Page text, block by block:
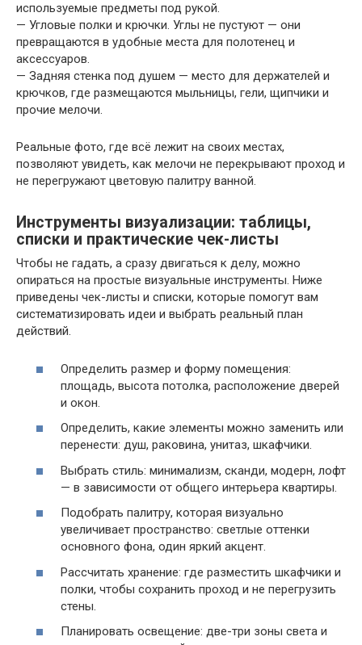
используемые предметы под рукой.
— Угловые полки и крючки. Углы не пустуют — они
превращаются в удобные места для полотенец и
аксессуаров.
— Задняя стенка под душем — место для держателей и
крючков, где размещаются мыльницы, гели, щипчики и
прочие мелочи.
Реальные фото, где всё лежит на своих местах,
позволяют увидеть, как мелочи не перекрывают проход и
не перегружают цветовую палитру ванной.
Инструменты визуализации: таблицы,
списки и практические чек-листы
Чтобы не гадать, а сразу двигаться к делу, можно
опираться на простые визуальные инструменты. Ниже
приведены чек-листы и списки, которые помогут вам
систематизировать идеи и выбрать реальный план
действий.
Определить размер и форму помещения:
площадь, высота потолка, расположение дверей
и окон.
Определить, какие элементы можно заменить или
перенести: душ, раковина, унитаз, шкафчики.
Выбрать стиль: минимализм, сканди, модерн, лофт
— в зависимости от общего интерьера квартиры.
Подобрать палитру, которая визуально
увеличивает пространство: светлые оттенки
основного фона, один яркий акцент.
Рассчитать хранение: где разместить шкафчики и
полки, чтобы сохранить проход и не перегрузить
стены.
Планировать освещение: две-три зоны света и